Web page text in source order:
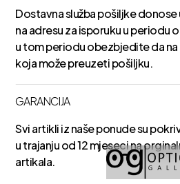
Dostavna služba pošiljke donose
na adresu za isporuku u periodu
u tom periodu obezbjedite da
koja može preuzeti pošiljku.
GARANCIJA
Svi artikli iz naše ponude su
u trajanju od 12 mjeseci na
artikala.